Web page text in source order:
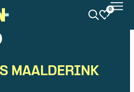
0
MAALDERINK